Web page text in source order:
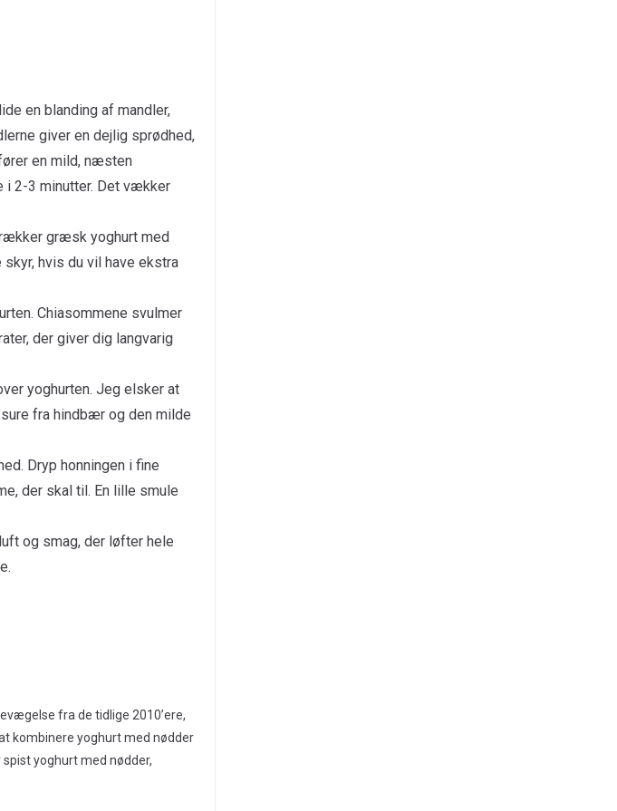
en blanding af mandler,
giver en dejlig sprødhed,
en mild, næsten
i 2-3 minutter. Det vækker
græsk yoghurt med
hvis du vil have ekstra
Chiasommene svulmer
der giver dig langvarig
yoghurten. Jeg elsker at
fra hindbær og den milde
Dryp honningen i fine
der skal til. En lille smule
og smag, der løfter hele
fra de tidlige 2010’ere,
kombinere yoghurt med nødder
yoghurt med nødder,